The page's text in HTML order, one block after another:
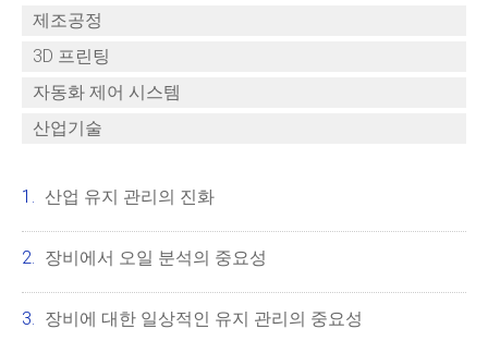
제조공정
3D 프린팅
자동화 제어 시스템
산업기술
산업 유지 관리의 진화
장비에서 오일 분석의 중요성
장비에 대한 일상적인 유지 관리의 중요성